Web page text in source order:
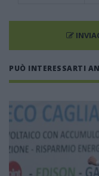
PUÒ INTERESSARTI